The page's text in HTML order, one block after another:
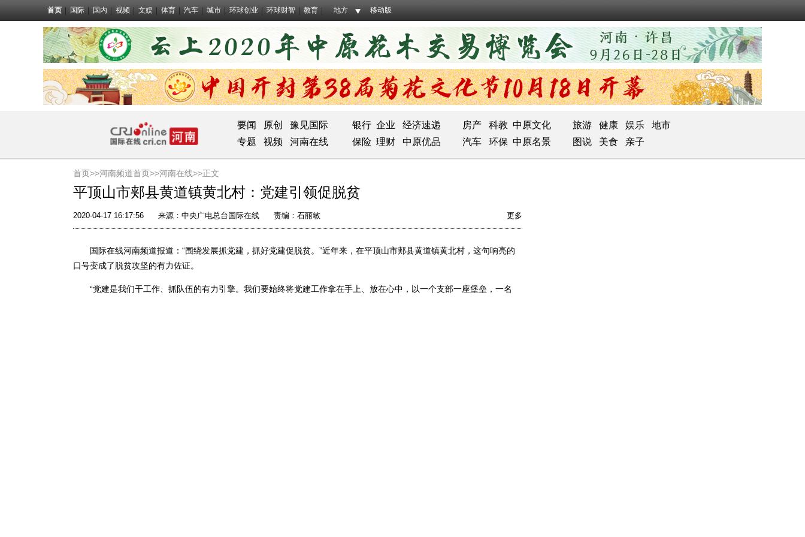
首页 国际 国内 视频 文娱 体育 汽车 城市 环球创业 环球财智 教育 地方 移动版
要闻 原创 豫见国际 银行 企业 经济速递 房产 科教 中原文化 旅游 健康 娱乐
地市
专题
视频 河南在线 保险 理财 中原优品 汽车 环保 中原名景 图说 美食 亲子
首页>>河南频道首页>>河南在线>>正文
平顶山市郏县黄道镇黄北村：党建引领促脱贫
2020-04-17 16:17:56 来源： 中央广电总台国际在线 责编：石丽敏 更多
国际在线河南频道报道：“围绕发展抓党建，抓好党建促脱贫。”近年来，在平顶山市郏县黄道镇黄北村，这句响亮的
口号变成了脱贫攻坚的有力佐证。
“党建是我们干工作、抓队伍的有力引擎。我们要始终将党建工作拿在手上、放在心中，以一个支部一座堡垒，一名